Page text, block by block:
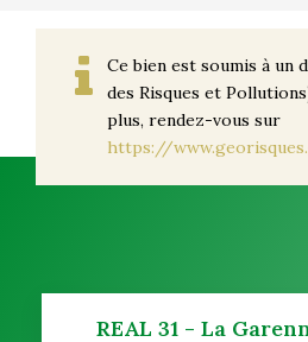
Ce bien est soumis à un
des Risques et
plus, rendez-vous sur
https://
REAL 31 - La